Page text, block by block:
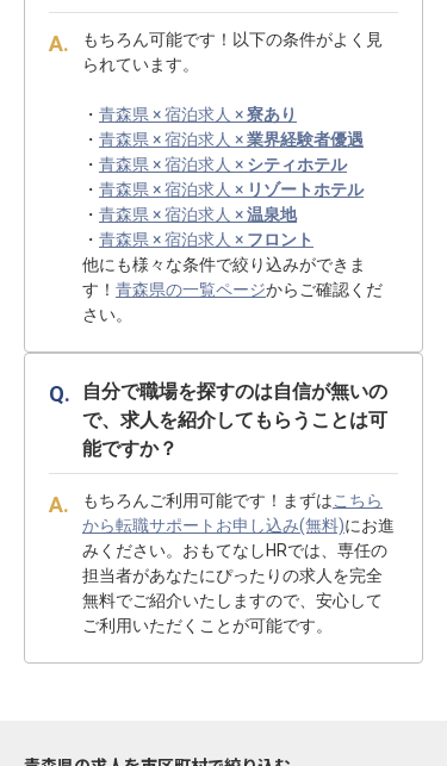
もちろん可能です！以下の条件がよく見
られています。
・ 青森県 × 宿泊求人 ×寮あり
・ 青森県 × 宿泊求人 ×業界経験者優遇
・ 青森県 × 宿泊求人 × シティホテル
・ 青森県 × 宿泊求人 × リゾートホテル
・ 青森県 × 宿泊求人 ×温泉地
・ 青森県 × 宿泊求人 × フロント
他にも様々な条件で絞り込みができま
す！ 青森県の一覧ページからご確認くだ
さい。
自分で職場を探すのは自信が無いの
で、求人を紹介してもらうことは可
能ですか？
もちろんご利用可能です！まずはこちら
から転職サポートお申し込み(無料)にお進
みください。おもてなしHRでは、専任の
担当者があなたにぴったりの求人を完全
無料でご紹介いたしますので、安心して
ご利用いただくことが可能です。